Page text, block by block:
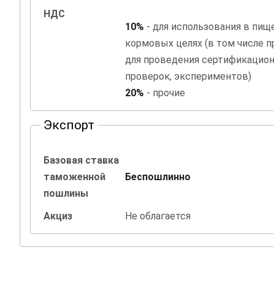
НДС
10% - для использования в
кормовых целях (в том числе
для проведения
проверок, экспериментов)
20% - прочие
Экспорт
Базовая ставка
таможенной
пошлины
Беспошлинно
Акциз Не облагается